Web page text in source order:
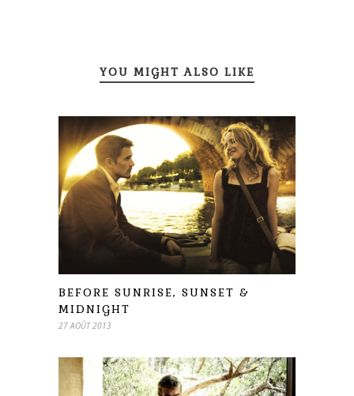
YOU MIGHT ALSO LIKE
BEFORE SUNRISE, SUNSET &
MIDNIGHT
27 AOÛT 2013